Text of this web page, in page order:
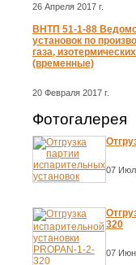
26 Апреля 2017 г.
ВНТП 51-1-88
установок по
газа,
(временные)
20 Февраля 2017 г.
Фотогалерея
07
320
07